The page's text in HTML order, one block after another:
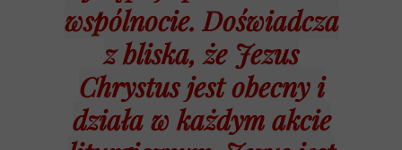
wspólnocie. Doświadcza
z bliska, że Jezus
Chrystus jest obecny i
działa w każdym akcie